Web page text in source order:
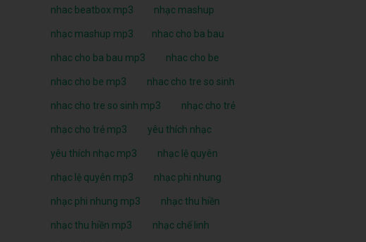
nhac beatbox mp3 nhạc mashup
nhạc mashup mp3 nhac cho ba bau
nhac cho ba bau mp3 nhac cho be
nhac cho be mp3 nhac cho tre so sinh
nhac cho tre so sinh mp3 nhạc cho trẻ
nhạc cho trẻ mp3 yêu thích nhạc
yêu thích nhạc mp3 nhạc lệ quyên
nhạc lệ quyên mp3 nhạc phi nhung
nhạc phi nhung mp3 nhạc thu hiền
nhạc thu hiền mp3 nhạc chế linh